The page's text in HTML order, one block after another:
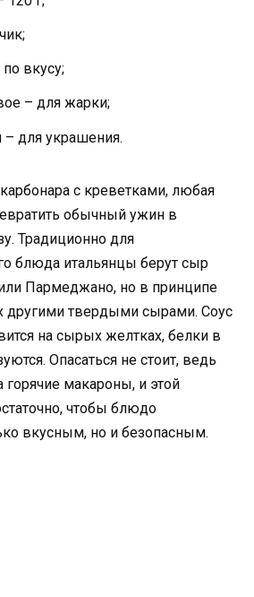
вкусу;
– для жарки;
для украшения.
с креветками, любая
обычный ужин в
Традиционно для
блюда итальянцы берут сыр
Пармеджано, но в принципе
другими твердыми сырами. Соус
на сырых желтках, белки в
Опасаться не стоит, ведь
горячие макароны, и этой
чтобы блюдо
вкусным, но и безопасным.